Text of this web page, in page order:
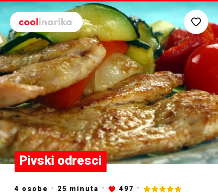
Preskoči na glavni sadržaj
Pivski odresci
4 osobe 25 minuta 497